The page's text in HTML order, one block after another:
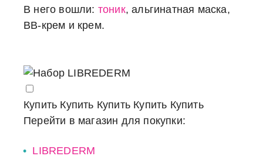
В него вошли: тоник, альгинатная маска,
BB-крем и крем.
Купить Купить Купить Купить Купить
Перейти в магазин для покупки:
LIBREDERM